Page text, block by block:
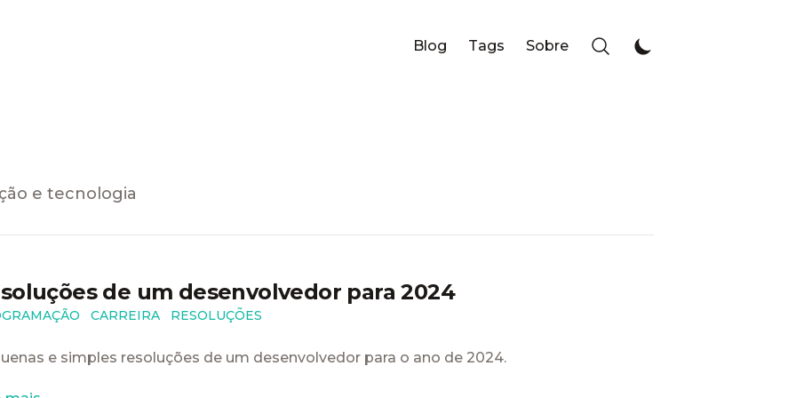
Blog Tags Sobre
e tecnologia
de um desenvolvedor para 2024
CARREIRA RESOLUÇÕES
e simples resoluções de um desenvolvedor para o ano de 2024.